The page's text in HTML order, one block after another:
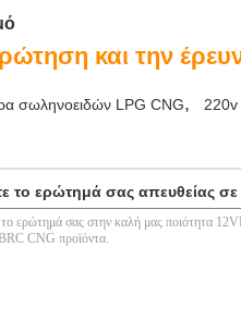
και την
σωληνοειδών LPG CNG, 220v
το ερώτημά σας απευθείας